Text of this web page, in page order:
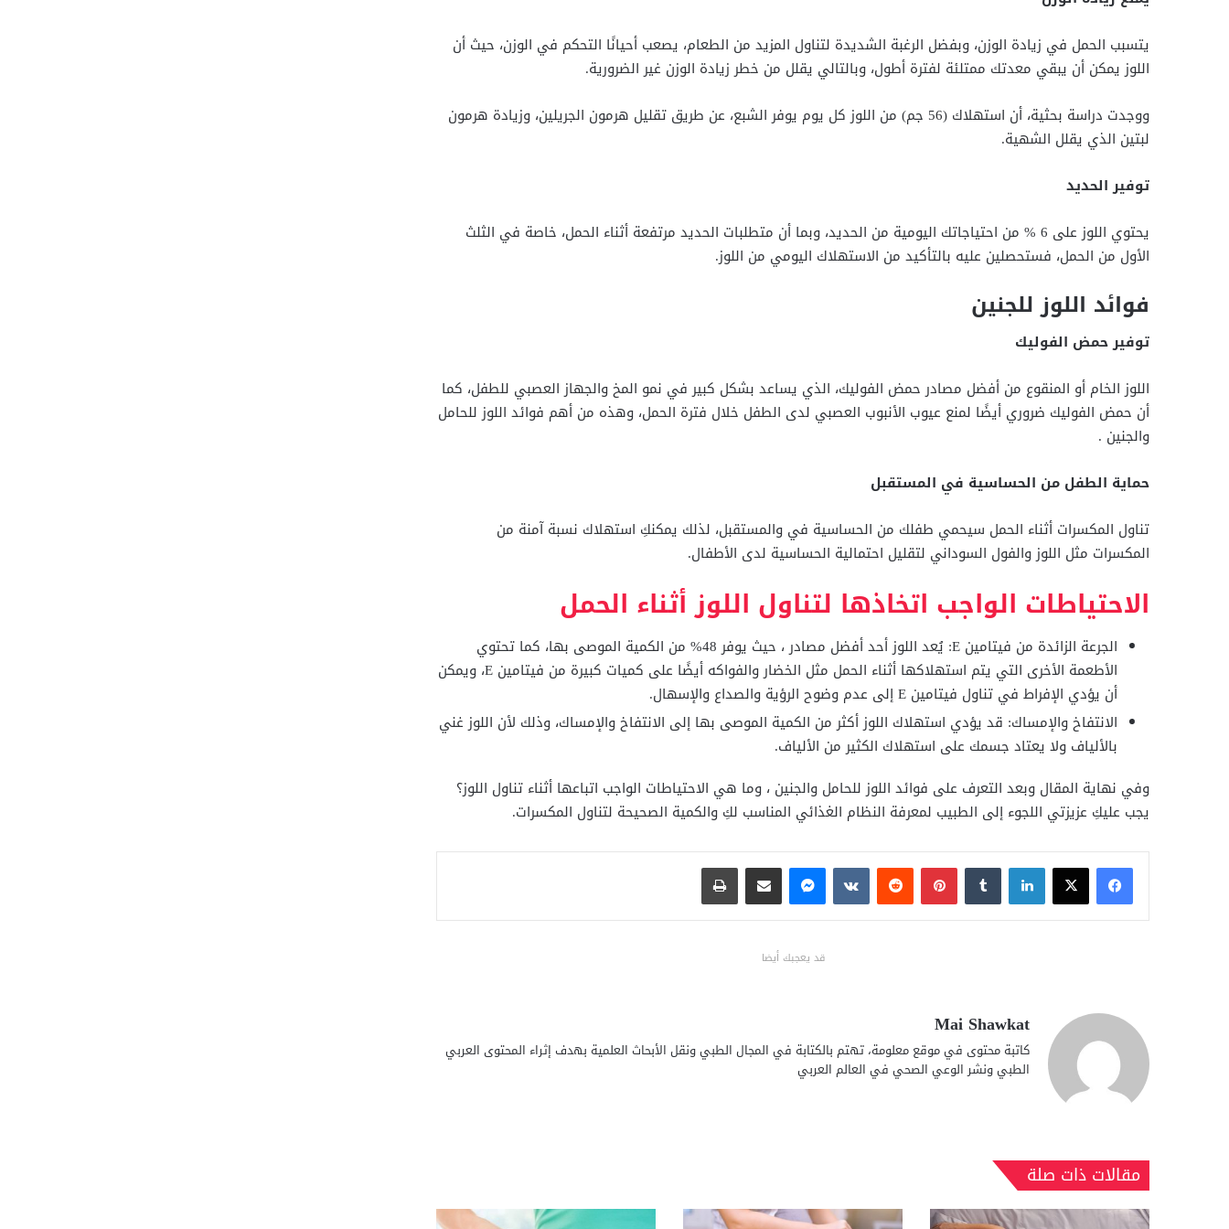
يتسبب الحمل في زيادة الوزن، وبفضل الرغبة الشديدة لتناول المزيد من الطعام، يصعب أحيانًا التحكم في الوزن، حيث أن
اللوز يمكن أن يبقي معدتك ممتلئة لفترة أطول، وبالتالي يقلل من خطر زيادة الوزن غير الضرورية.
ووجدت دراسة بحثية، أن استهلاك (56 جم) من اللوز كل يوم يوفر الشبع، عن طريق تقليل هرمون الجريلين، وزيادة هرمون
لبتين الذي يقلل الشهية.
توفير الحديد
يحتوي اللوز على 6 % من احتياجاتك اليومية من الحديد، وبما أن متطلبات الحديد مرتفعة أثناء الحمل، خاصة في الثلث
الأول من الحمل، فستحصلين عليه بالتأكيد من الاستهلاك اليومي من اللوز.
فوائد اللوز للجنين
توفير حمض الفوليك
اللوز الخام أو المنقوع من أفضل مصادر حمض الفوليك، الذي يساعد بشكل كبير في نمو المخ والجهاز العصبي للطفل، كما
أن حمض الفوليك ضروري أيضًا لمنع عيوب الأنبوب العصبي لدى الطفل خلال فترة الحمل، وهذه من أهم فوائد اللوز للحامل
والجنين .
حماية الطفل من الحساسية في المستقبل
تناول المكسرات أثناء الحمل سيحمي طفلك من الحساسية في والمستقبل، لذلك يمكنكِ استهلاك نسبة آمنة من
المكسرات مثل اللوز والفول السوداني لتقليل احتمالية الحساسية لدى الأطفال.
الاحتياطات الواجب اتخاذها لتناول اللوز أثناء الحمل
الجرعة الزائدة من فيتامين E: يُعد اللوز أحد أفضل مصادر ، حيث يوفر 48% من الكمية الموصى بها، كما تحتوي
الأطعمة الأخرى التي يتم استهلاكها أثناء الحمل مثل الخضار والفواكه أيضًا على كميات كبيرة من فيتامين E، ويمكن
أن يؤدي الإفراط في تناول فيتامين E إلى عدم وضوح الرؤية والصداع والإسهال.
الانتفاخ والإمساك: قد يؤدي استهلاك اللوز أكثر من الكمية الموصى بها إلى الانتفاخ والإمساك، وذلك لأن اللوز غني
بالألياف ولا يعتاد جسمك على استهلاك الكثير من الألياف.
وفي نهاية المقال وبعد التعرف على فوائد اللوز للحامل والجنين ، وما هي الاحتياطات الواجب اتباعها أثناء تناول اللوز؟
يجب عليكِ عزيزتي اللجوء إلى الطبيب لمعرفة النظام الغذائي المناسب لكِ والكمية الصحيحة لتناول المكسرات.
فيسبوكX لينكدإن بينتيريست ماسنجر مشاركة عبر البريد طباعة
قد يعجبك أيضا
Mai Shawkat
كاتبة محتوى في موقع معلومة، تهتم بالكتابة في المجال الطبي ونقل الأبحاث العلمية بهدف إثراء المحتوى العربي
الطبي ونشر الوعي الصحي في العالم العربي
مقالات ذات صلة